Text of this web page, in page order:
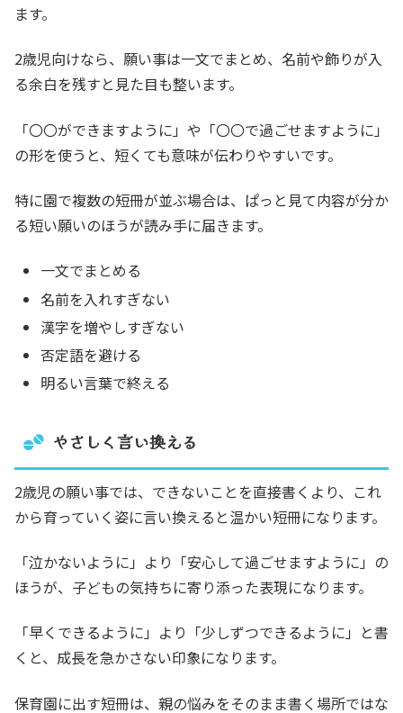
ます。
2歳児向けなら、願い事は一文でまとめ、名前や飾りが入
る余白を残すと見た目も整います。
「〇〇ができますように」や「〇〇で過ごせますように」
の形を使うと、短くても意味が伝わりやすいです。
特に園で複数の短冊が並ぶ場合は、ぱっと見て内容が分か
る短い願いのほうが読み手に届きます。
一文でまとめる
名前を入れすぎない
漢字を増やしすぎない
否定語を避ける
明るい言葉で終える
やさしく言い換える
2歳児の願い事では、できないことを直接書くより、これ
から育っていく姿に言い換えると温かい短冊になります。
「泣かないように」より「安心して過ごせますように」の
ほうが、子どもの気持ちに寄り添った表現になります。
「早くできるように」より「少しずつできるように」と書
くと、成長を急かさない印象になります。
保育園に出す短冊は、親の悩みをそのまま書く場所ではな